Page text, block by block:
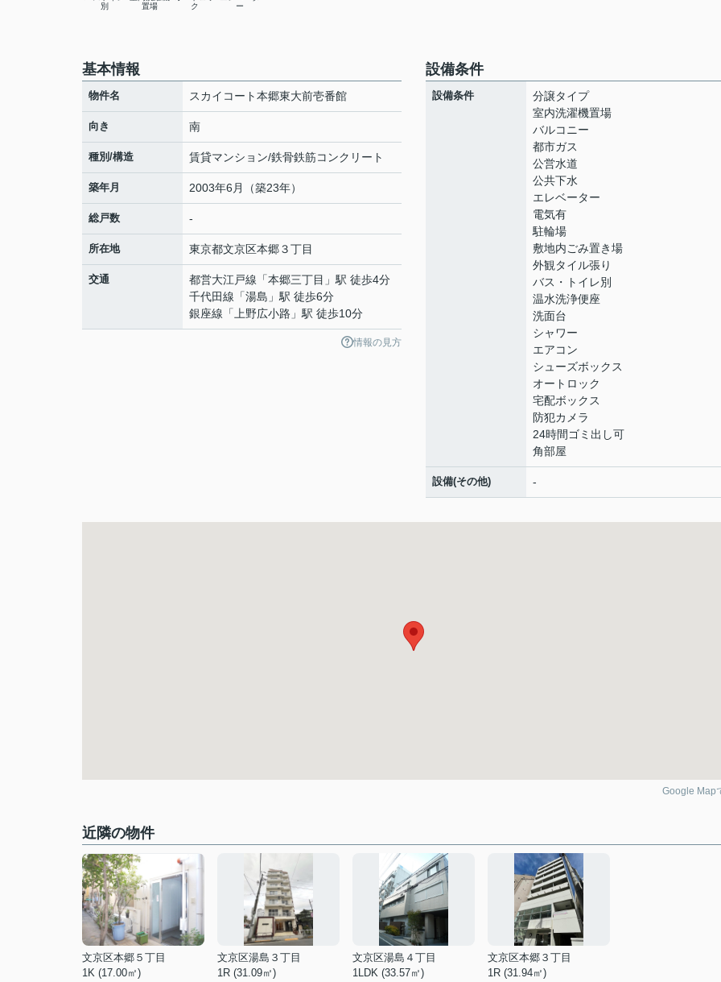
別
置場
ク
ー
基本情報
物件名 スカイコート本郷東大前壱番館
向き 南
種別/構造 賃貸マンション/鉄骨鉄筋コンクリート
築年月 2003年6月（築23年）
総戸数 -
所在地 東京都文京区本郷３丁目
交通 都営大江戸線 「本郷三丁目 」駅 徒歩4分
千代田線 「湯島 」駅 徒歩6分
銀座線 「 上野広小路 」駅 徒歩10分
情報の見方
設備条件
設備条件
分譲タイプ
室内洗濯機置場
バルコニー
都市ガス
公営水道
公共下水
エレベーター
電気有
駐輪場
敷地内ごみ置き場
外観タイル張り
バス・トイレ別
温水洗浄便座
洗面台
シャワー
エアコン
シューズボックス
オートロック
宅配ボックス
防犯カメラ
24時間ゴミ出し可
角部屋
設備(その他) -
Google Map
近隣の物件
文京区本郷５丁目
1K (17.00㎡)
文京区湯島３丁目
1R (31.09㎡)
文京区湯島４丁目
1LDK (33.57㎡)
文京区本郷３丁目
1R (31.94㎡)